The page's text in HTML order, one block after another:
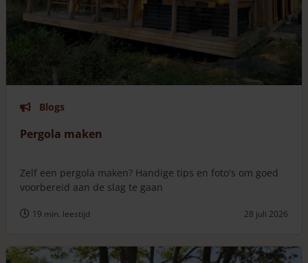
Blogs
Pergola maken
Zelf een pergola maken? Handige tips en foto's om goed
voorbereid aan de slag te gaan
19 min. leestijd 28 juli 2026